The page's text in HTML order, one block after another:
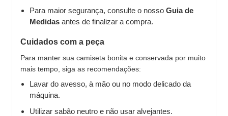
Para maior segurança, consulte o nosso Guia de
Medidas antes de finalizar a compra.
Cuidados com a peça
Para manter sua camiseta bonita e conservada por muito
mais tempo, siga as recomendações:
Lavar do avesso, à mão ou no modo delicado da
máquina.
Utilizar sabão neutro e não usar alvejantes.